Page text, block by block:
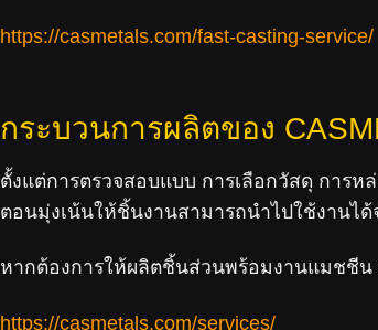
https://casmetals.com/fast-casting-service/
กระบวนการผลิตของ
ตั้งแต่การตรวจสอบแบบ การเลือกวัสดุ การ
ตอนมุ่งเน้นให้ชิ้นงานสามารถนำไปใช้งานไ
หากต้องการให้ผลิตชิ้นส่วนพร้อมงานแมชชีน
https://casmetals.com/services/